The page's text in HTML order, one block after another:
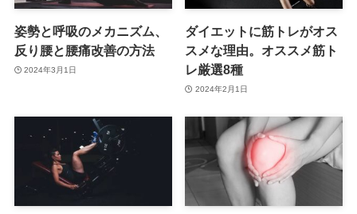
姿勢と呼吸のメカニズム、
反り腰と腰痛改善の方法
2024年3月1日
ダイエットに筋トレがオス
スメな理由。オススメ筋ト
レ厳選8種
2024年2月1日